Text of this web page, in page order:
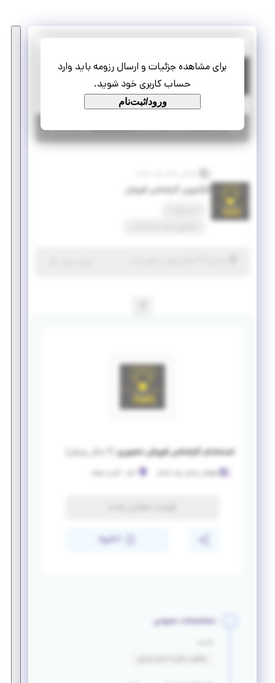
برای مشاهده جزئیات و ارسال رزومه باید وارد
حساب کاربری خود شوید.
ورود/ثبت‌نام
استخدام کارشناس فروش حضوری
تمام وقت استخدام
مازندران |۲ سال پیش | منقضی شده جزئیات بیشتر
کارآموزی کارشناس فروش
استخدام کارشناس فروش حضوری
ذخیره
مشخصات عمومی